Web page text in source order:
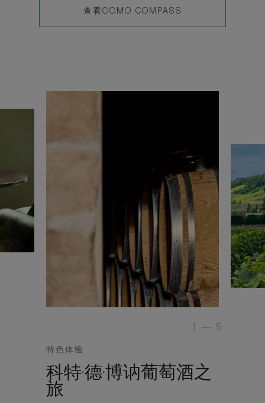
LEARN
MORE
查看COMO COMPASS
特色体验
科特·德·博讷葡萄酒之
旅
1 — 5